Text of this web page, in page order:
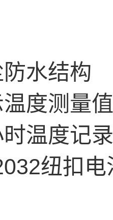
水结构
度测量值
温度记
纽扣电